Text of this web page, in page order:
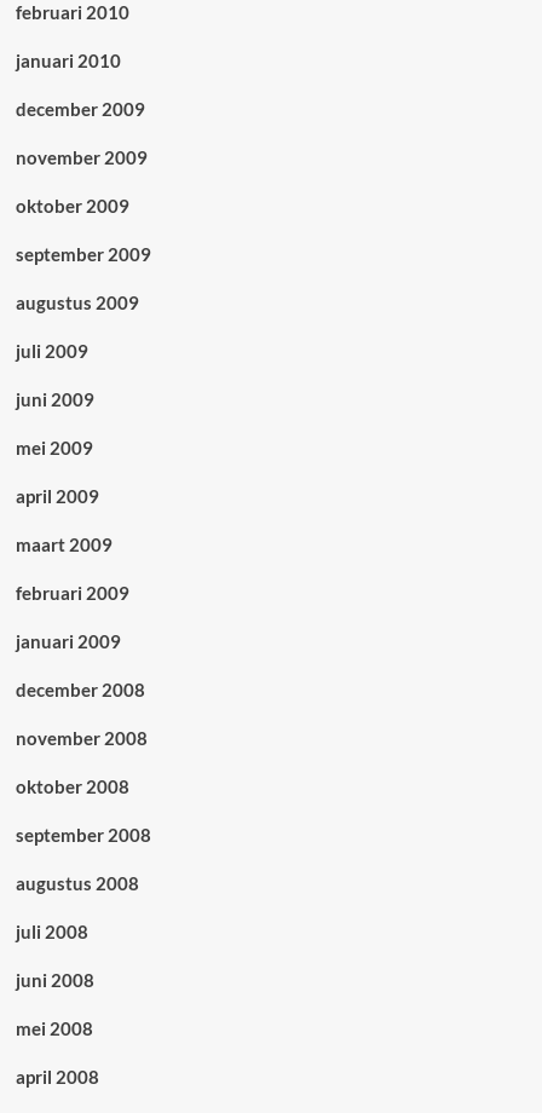
februari 2010
januari 2010
december 2009
november 2009
oktober 2009
september 2009
augustus 2009
juli 2009
juni 2009
mei 2009
april 2009
maart 2009
februari 2009
januari 2009
december 2008
november 2008
oktober 2008
september 2008
augustus 2008
juli 2008
juni 2008
mei 2008
april 2008